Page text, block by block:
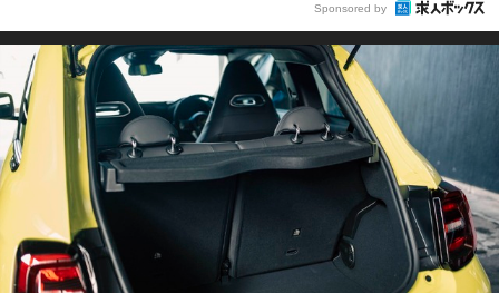
Sponsored by